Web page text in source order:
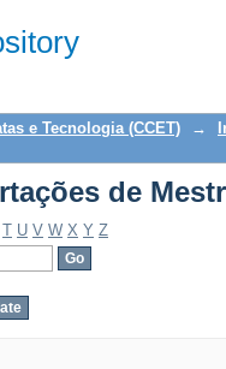
de
e Tecnologia (CCET) →
de
T U V W X Y Z